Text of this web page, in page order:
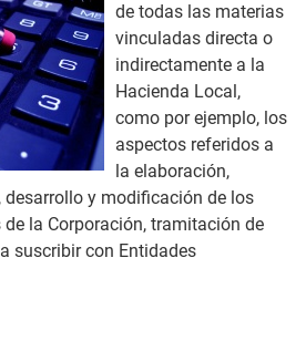
de todas las materias
vinculadas directa o
indirectamente a la
Hacienda Local,
como por ejemplo, los
aspectos referidos a
la elaboración,
desarrollo y modificación de los
de la Corporación, tramitación de
suscribir con Entidades